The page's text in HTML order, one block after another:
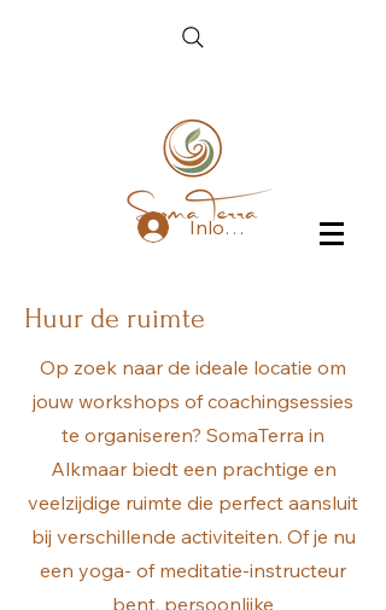
Inloggen
Huur de ruimte
Op zoek naar de ideale locatie om
jouw workshops of coachingsessies
te organiseren? SomaTerra in
Alkmaar biedt een prachtige en
veelzijdige ruimte die perfect aansluit
bij verschillende activiteiten. Of je nu
een yoga- of meditatie-instructeur
bent, persoonlijke